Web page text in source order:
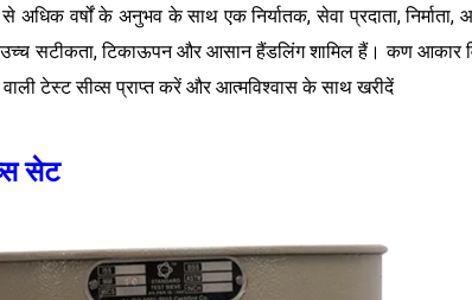
अधिक वर्षों के अनुभव के साथ एक निर्यातक, सेवा प्रदाता,
सटीकता, टिकाऊपन और आसान हैंडलिंग शामिल हैं। कण आकार
टेस्ट सीव्स प्राप्त करें और आत्मविश्वास के साथ खरीदें
सेट